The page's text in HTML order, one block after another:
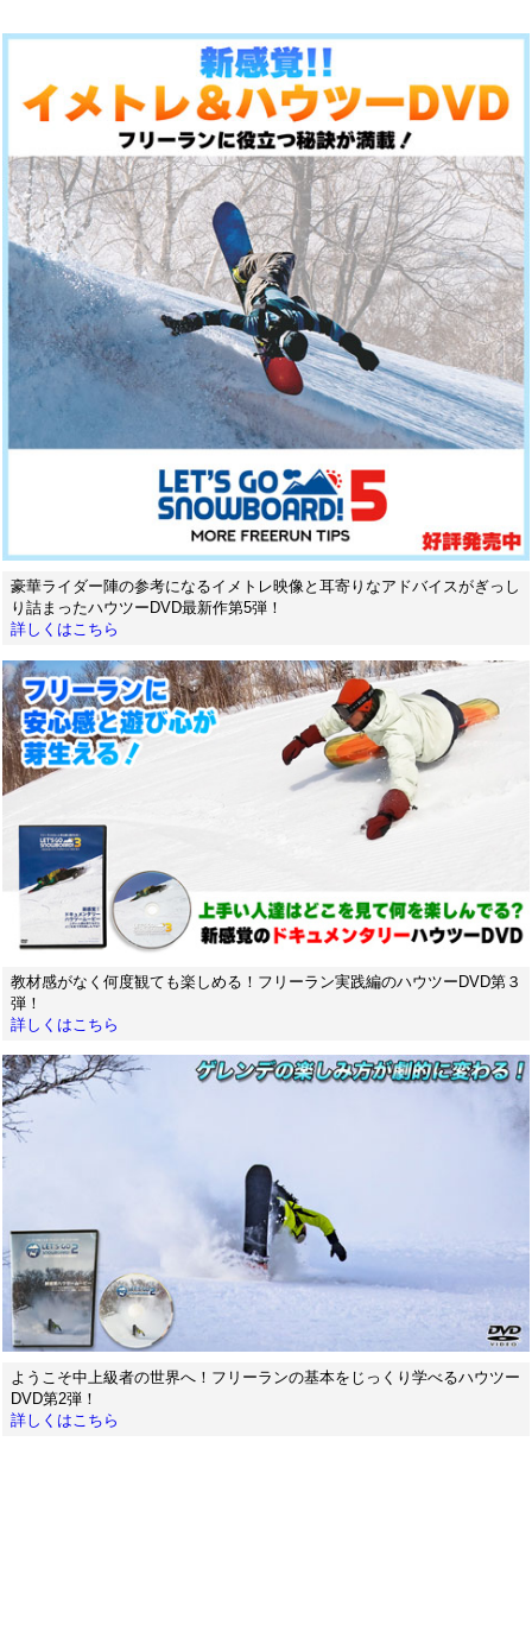
豪華ライダー陣の参考になるイメトレ映像と耳寄りなアドバイスがぎっし
り詰まったハウツーDVD最新作第5弾！
詳しくはこちら
教材感がなく何度観ても楽しめる！フリーラン実践編のハウツーDVD第３
弾！
詳しくはこちら
ようこそ中上級者の世界へ！フリーランの基本をじっくり学べるハウツー
DVD第2弾！
詳しくはこちら